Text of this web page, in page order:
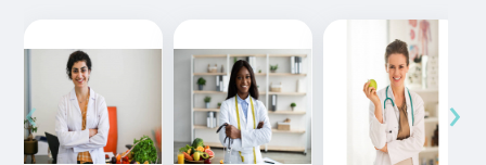
‹ ›